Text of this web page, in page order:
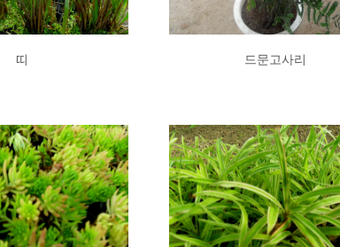
띠 드문고사리